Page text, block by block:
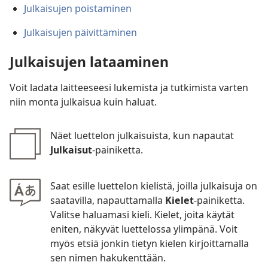
Julkaisujen poistaminen
Julkaisujen päivittäminen
Julkaisujen lataaminen
Voit ladata laitteeseesi lukemista ja tutkimista varten
niin monta julkaisua kuin haluat.
Näet luettelon julkaisuista, kun napautat
Julkaisut-painiketta.
Saat esille luettelon kielistä, joilla julkaisuja on
saatavilla, napauttamalla Kielet-painiketta.
Valitse haluamasi kieli. Kielet, joita käytät
eniten, näkyvät luettelossa ylimpänä. Voit
myös etsiä jonkin tietyn kielen kirjoittamalla
sen nimen hakukenttään.